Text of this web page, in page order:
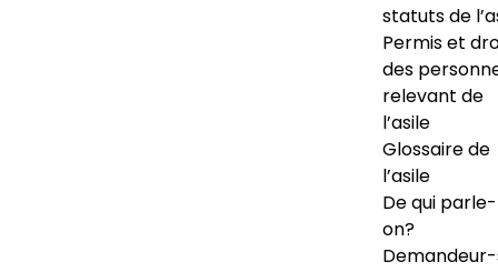
statuts de
Permis et
des
relevant de
l’asile
Glossaire de
l’asile
De qui
on?